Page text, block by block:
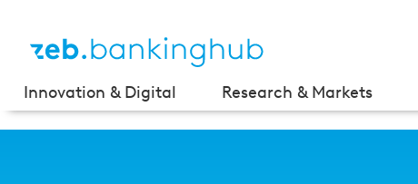
Innovation & Digital Research & Markets